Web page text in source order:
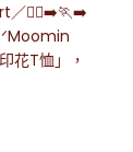
／🏃‍♀️‍➡️🏃‍➡️
花T恤」，